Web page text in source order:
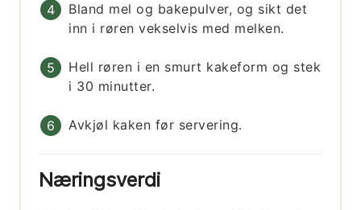
Bland mel og bakepulver, og sikt det
inn i røren vekselvis med melken.
Hell røren i en smurt kakeform og stek
i 30 minutter.
Avkjøl kaken før servering.
Næringsverdi